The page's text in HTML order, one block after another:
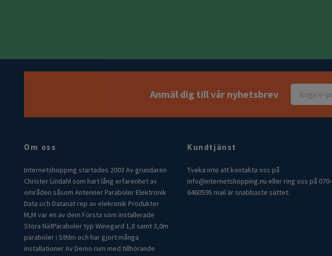
Anmäl dig till vår nyhetsbrev
Om oss
Internetshopping startades 2003 Av grundaren
Christer Lindahl som hart lång erfarenhet av
områden såsom Antenner Paraboler Elektronik
Data och Datanät rep av elekronik Produkter
M,M var en av dem Första som installerade
Stora NätParaboler typ Winegard 1,8 samt 3,0m
paraboler i Sthlm och har gjort många
installationer Av Demo rum med tillhörande
Kundtjänst
Tveka inte att kontakta oss på
info@internetshopping.nu eller ring oss på 070-
6460595 mail är snabbaste sättet.